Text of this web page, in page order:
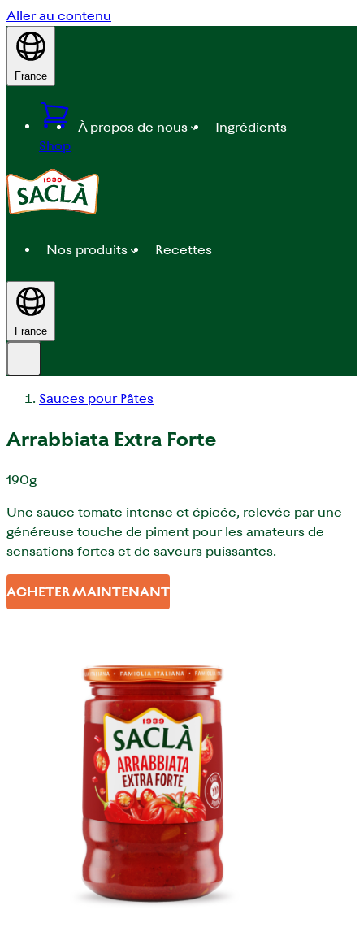
Aller au contenu
France
Shop
À propos de nous Ingrédients
Nos produits Recettes
France
Sauces pour Pâtes
Arrabbiata Extra Forte
190g
Une sauce tomate intense et épicée, relevée par une
généreuse touche de piment pour les amateurs de
sensations fortes et de saveurs puissantes.
ACHETER MAINTENANT